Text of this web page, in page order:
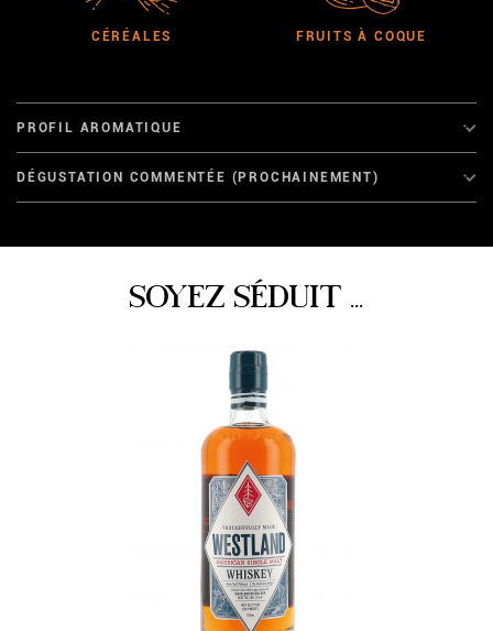
CÉRÉALES FRUITS À COQUE
PROFIL AROMATIQUE
DÉGUSTATION COMMENTÉE (PROCHAINEMENT)
SOYEZ SÉDUIT ...